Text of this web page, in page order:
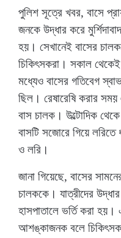
পুলিশ সূত্রে খবর, বাসে
জনকে উদ্ধার করে
হয়। সেখানেই বাসের
চিকিৎসকরা। সকাল
মধ্যেও বাসের গতিবেগ
ছিল। রেষারেষি করার সময়
বাস চালক। উল্টোদিক
বাসটি সজোরে গিয়ে
ও লরি।
জানা গিয়েছে, বাসের
চালককে। যাত্রীদের
হাসপাতালে ভর্তি করা
আশঙ্কাজনক বলে